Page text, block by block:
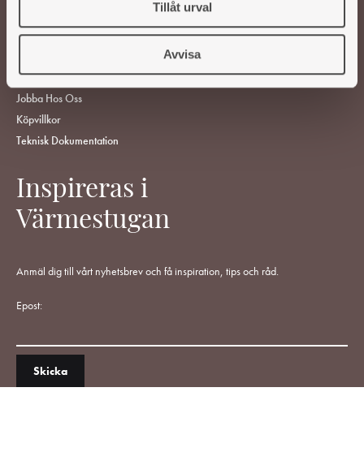
Tillåt urval
Avvisa
Gör En Reklamation
Vanliga Frågor
Jobba Hos Oss
Köpvillkor
Teknisk Dokumentation
Inspireras i
Värmestugan
Anmäl dig till vårt nyhetsbrev och få inspiration, tips och råd.
Epost: